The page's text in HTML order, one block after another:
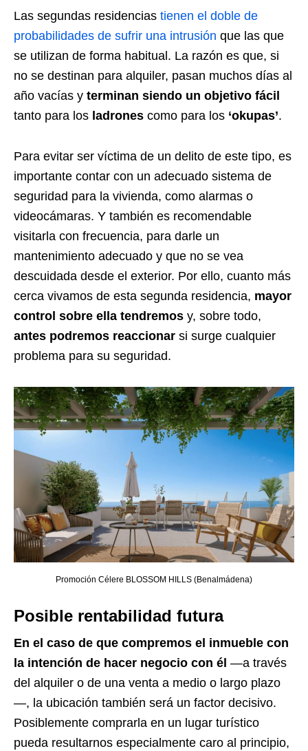
Las segundas residencias tienen el doble de
probabilidades de sufrir una intrusión que las que
se utilizan de forma habitual. La razón es que, si
no se destinan para alquiler, pasan muchos días al
año vacías y terminan siendo un objetivo fácil
tanto para los ladrones como para los ‘okupas’.
Para evitar ser víctima de un delito de este tipo, es
importante contar con un adecuado sistema de
seguridad para la vivienda, como alarmas o
videocámaras. Y también es recomendable
visitarla con frecuencia, para darle un
mantenimiento adecuado y que no se vea
descuidada desde el exterior. Por ello, cuanto más
cerca vivamos de esta segunda residencia, mayor
control sobre ella tendremos y, sobre todo,
antes podremos reaccionar si surge cualquier
problema para su seguridad.
Promoción Célere BLOSSOM HILLS (Benalmádena)
Posible rentabilidad futura
En el caso de que compremos el inmueble con
la intención de hacer negocio con él —a través
del alquiler o de una venta a medio o largo plazo
—, la ubicación también será un factor decisivo.
Posiblemente comprarla en un lugar turístico
pueda resultarnos especialmente caro al principio,